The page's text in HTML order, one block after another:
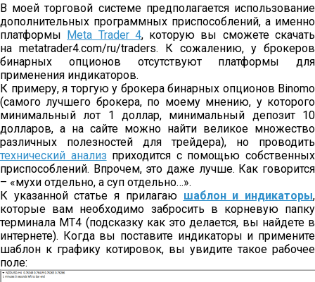
В моей торговой системе предполагается использование
дополнительных программных приспособлений, а именно
платформы Meta Trader 4, которую вы сможете скачать
на metatrader4.com/ru/traders. К сожалению, у брокеров
бинарных опционов отсутствуют платформы для
применения индикаторов.
К примеру, я торгую у брокера бинарных опционов Binomo
(самого лучшего брокера, по моему мнению, у которого
минимальный лот 1 доллар, минимальный депозит 10
долларов, а на сайте можно найти великое множество
различных полезностей для трейдера), но проводить
технический анализ приходится с помощью собственных
приспособлений. Впрочем, это даже лучше. Как говорится
– «мухи отдельно, а суп отдельно…».
К указанной статье я прилагаю шаблон и индикаторы,
которые вам необходимо забросить в корневую папку
терминала MT4 (подсказку как это делается, вы найдете в
интернете). Когда вы поставите индикаторы и примените
шаблон к графику котировок, вы увидите такое рабочее
поле: